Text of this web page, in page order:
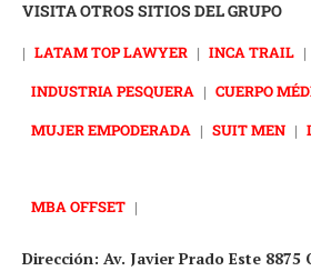
VISITA OTROS SITIOS DEL GRUPO
| LATAM TOP LAWYER | INCA TRAIL |
INDUSTRIA PESQUERA | CUERPO
MUJER EMPODERADA | SUIT MEN |
MBA OFFSET |
Dirección: Av. Javier Prado Este 8875